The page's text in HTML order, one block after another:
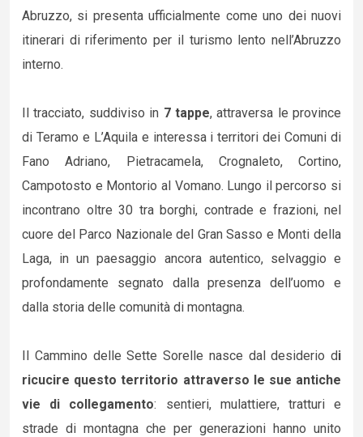
Abruzzo, si presenta ufficialmente come uno dei nuovi
itinerari di riferimento per il turismo lento nell’Abruzzo
interno.
Il tracciato, suddiviso in 7 tappe, attraversa le province
di Teramo e L’Aquila e interessa i territori dei Comuni di
Fano Adriano, Pietracamela, Crognaleto, Cortino,
Campotosto e Montorio al Vomano. Lungo il percorso si
incontrano oltre 30 tra borghi, contrade e frazioni, nel
cuore del Parco Nazionale del Gran Sasso e Monti della
Laga, in un paesaggio ancora autentico, selvaggio e
profondamente segnato dalla presenza dell’uomo e
dalla storia delle comunità di montagna.
Il Cammino delle Sette Sorelle nasce dal desiderio di
ricucire questo territorio attraverso le sue antiche
vie di collegamento: sentieri, mulattiere, tratturi e
strade di montagna che per generazioni hanno unito